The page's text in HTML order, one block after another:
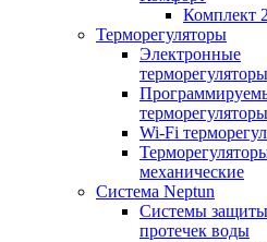
Комплект
Терморегуляторы
Электронные
терморегуляторы
терморегуляторы
Wi-Fi
механические
Система Neptun
Системы
протечек воды